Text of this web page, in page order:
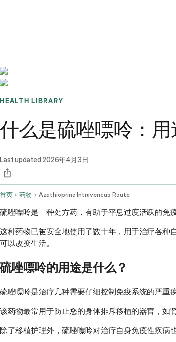
HEALTH LIBRARY
什么是硫唑嘌呤：
Last updated 2026年4月3日
首页 药物 Azathioprine Intravenous Route
硫唑嘌呤是一种处方药，有助于平息过度活跃的免
这种药物已被安全地使用了数十年，用于治疗各种
可以改变生活。
硫唑嘌呤的用途是什么？
硫唑嘌呤是治疗几种需要仔细控制免疫系统的严重
该药物最常用于防止您的身体排斥移植的器官，如
除了移植护理外，硫唑嘌呤对治疗自身免疫性疾病